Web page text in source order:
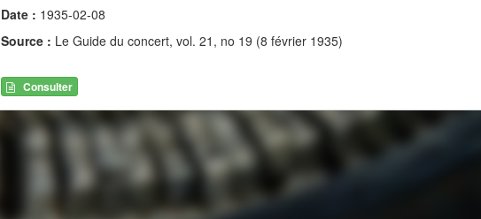
Date : 1935-02-08
Source : Le Guide du concert, vol. 21, no 19 (8 février 1935)
Consulter